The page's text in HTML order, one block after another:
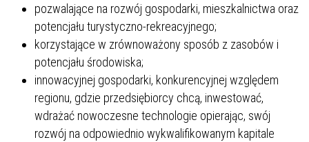
pozwalające na rozwój gospodarki, mieszkalnictwa oraz
potencjału turystyczno-rekreacyjnego;
korzystające w zrównoważony sposób z zasobów i
potencjału środowiska;
innowacyjnej gospodarki, konkurencyjnej względem
regionu, gdzie przedsiębiorcy chcą, inwestować,
wdrażać nowoczesne technologie opierając, swój
rozwój na odpowiednio wykwalifikowanym kapitale